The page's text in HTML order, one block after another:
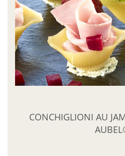
CONCHIGLIONI AU